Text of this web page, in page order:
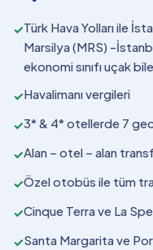
✓Türk Hava Yolları ile
Marsilya (MRS) -
ekonomi sınıfı uçak
✓Havalimanı vergileri
✓3* & 4* otellerde 7
✓Alan – otel – alan
✓Özel otobüs ile tüm
✓Cinque Terra ve La
✓Santa Margarita ve